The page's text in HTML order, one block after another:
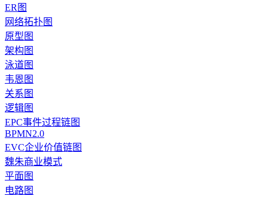
ER图
网络拓扑图
原型图
架构图
泳道图
韦恩图
关系图
逻辑图
EPC事件过程链图
BPMN2.0
EVC企业价值链图
魏朱商业模式
平面图
电路图